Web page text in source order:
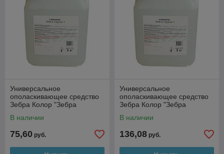
Универсальное
ополаскивающее средство
Зебра Колор "Зебра
В наличии
75,60 руб.
Универсальное
ополаскивающее средство
Зебра Колор "Зебра
В наличии
136,08 руб.